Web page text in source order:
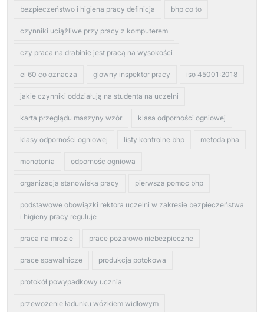
bezpieczeństwo i higiena pracy definicja bhp co to
czynniki uciążliwe przy pracy z komputerem
czy praca na drabinie jest pracą na wysokości
ei 60 co oznacza glowny inspektor pracy iso 45001:2018
jakie czynniki oddziałują na studenta na uczelni
karta przeglądu maszyny wzór klasa odporności ogniowej
klasy odporności ogniowej listy kontrolne bhp metoda pha
monotonia odpornośc ogniowa
organizacja stanowiska pracy pierwsza pomoc bhp
podstawowe obowiązki rektora uczelni w zakresie bezpieczeństwa
i higieny pracy reguluje
praca na mrozie prace pożarowo niebezpieczne
prace spawalnicze produkcja potokowa
protokół powypadkowy ucznia
przewożenie ładunku wózkiem widłowym